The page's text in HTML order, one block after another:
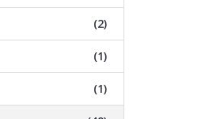
(2)
(1)
(1)